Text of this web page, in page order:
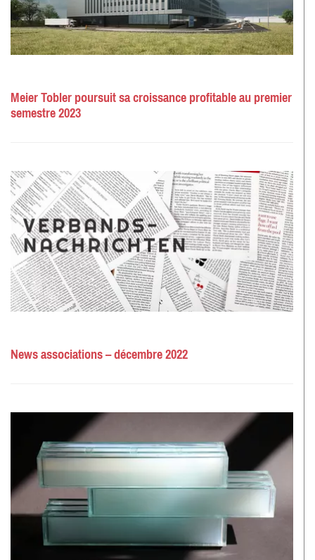
Meier Tobler poursuit sa croissance profitable au premier
semestre 2023
News associations – décembre 2022